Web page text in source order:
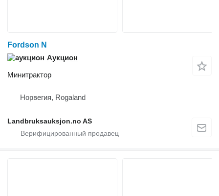
Fordson N
Аукцион
Минитрактор
Норвегия, Rogaland
Landbruksauksjon.no AS